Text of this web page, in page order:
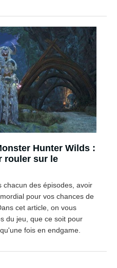
Hunter Wilds :
rouler sur le
chacun des épisodes, avoir
pour vos chances de
cet article, on vous
du jeu, que ce soit pour
fois en endgame.